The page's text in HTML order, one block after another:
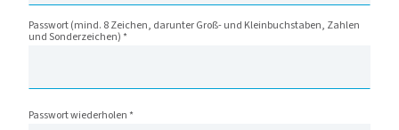
Passwort (mind. 8 Zeichen, darunter Groß- und Kleinbuchstaben, Zahlen
und Sonderzeichen) *
Passwort wiederholen *